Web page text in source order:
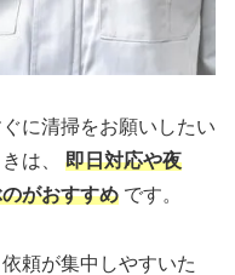
に清掃をお願いしたい
は、 即日対応や夜
がおすすめ です。
頼が集中しやすいた